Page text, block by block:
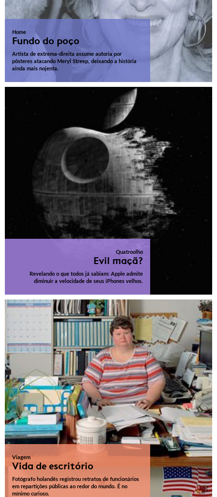
Home
Fundo do poço
Artista de extrema-direita assume autoria por
pôsteres atacando Meryl Streep, deixando a história
ainda mais nojenta.
Quatroolho
Evil maçã?
Revelando o que todos já sabiam: Apple admite
diminuir a velocidade de seus iPhones velhos.
Viagem
Vida de escritório
Fotógrafo holandês registrou retratos de funcionários
em repartições públicas ao redor do mundo. É no
mínimo curioso.